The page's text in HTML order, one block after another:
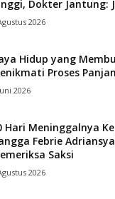
Dokter Jantung:
2026
Hidup yang
Proses
2026
Hari Meninggalnya
Febrie
Saksi
2026